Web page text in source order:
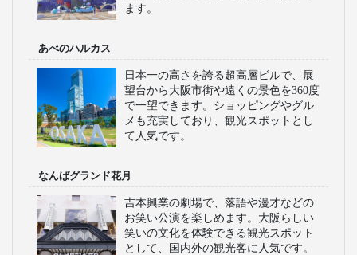
ます。
あべのハルカス
日本一の高さを誇る超高層ビルで、展
望台から大阪市街や遠くの景色を360度
で一望できます。ショッピングやグル
メも充実しており、観光スポットとし
て人気です。
なんばグランド花月
吉本興業の劇場で、落語や漫才などの
お笑い公演を楽しめます。大阪らしい
笑いの文化を体験できる観光スポット
として、国内外の観光客に人気です。